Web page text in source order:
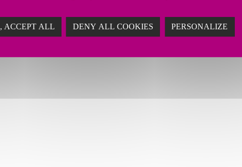
ACCEPT ALL DENY ALL COOKIES PERSONALIZE